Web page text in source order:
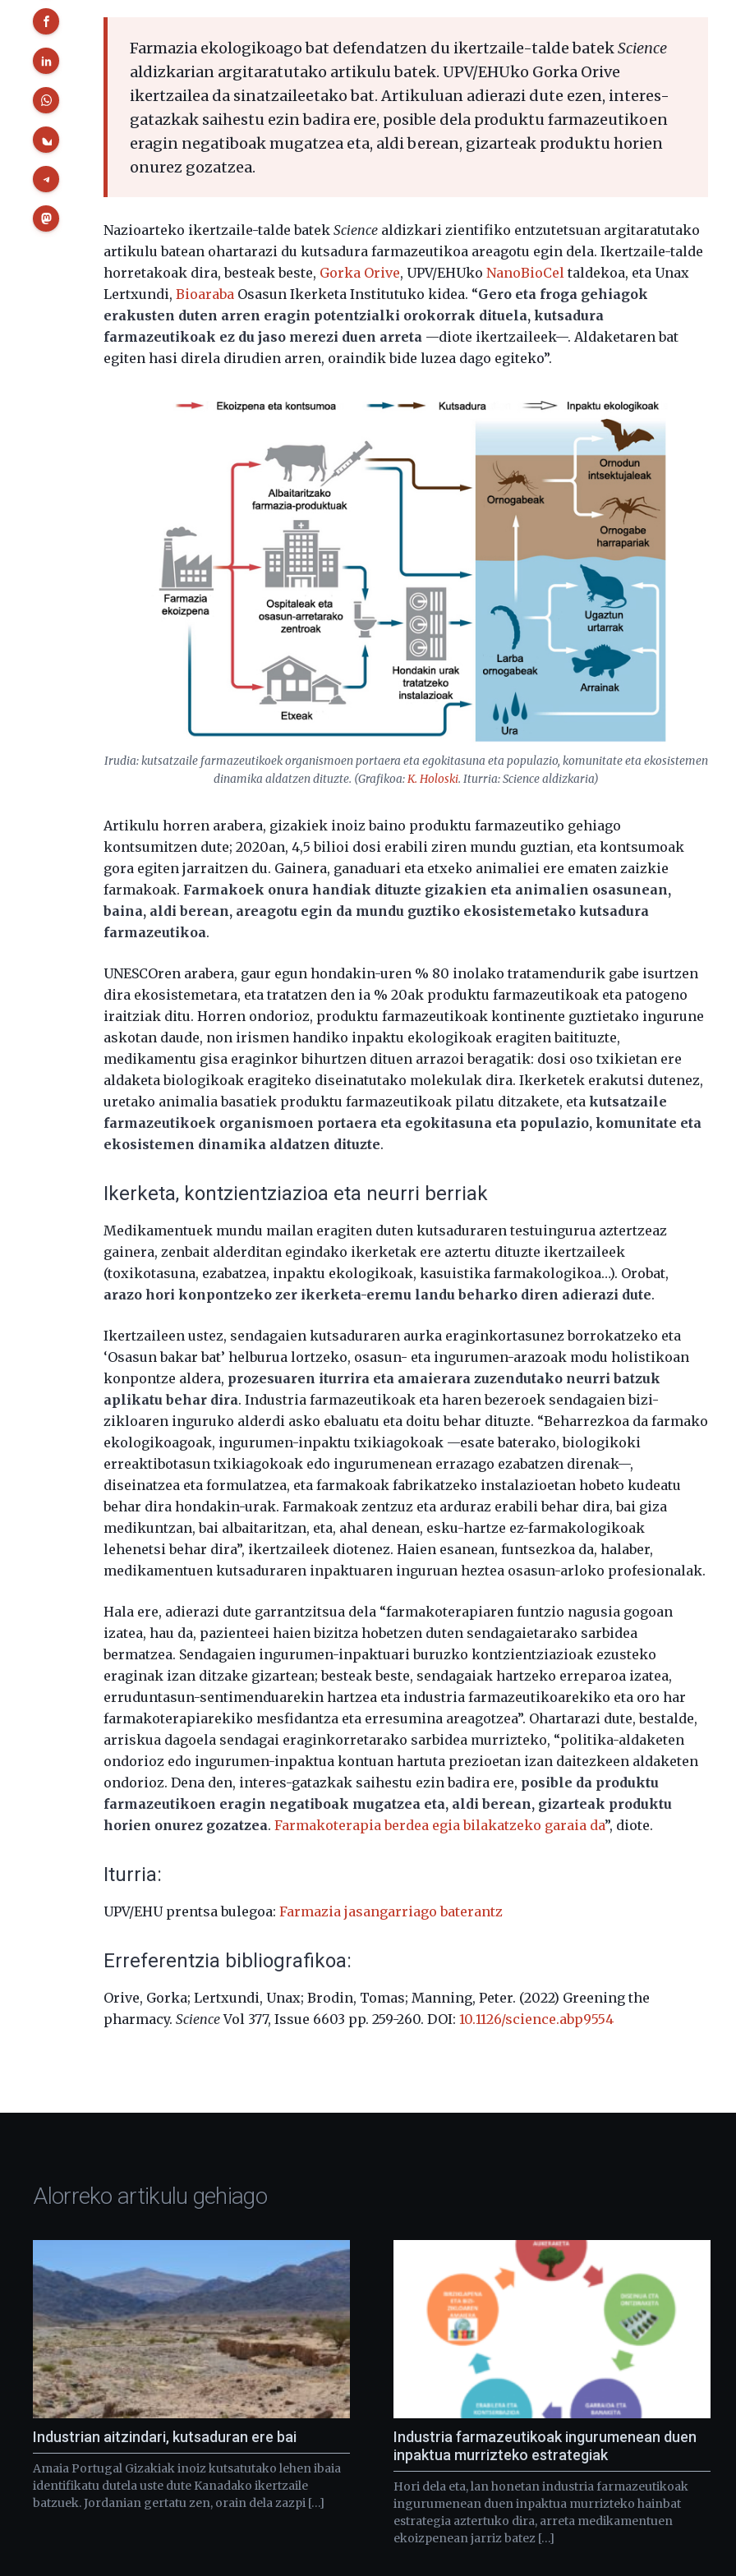
Farmazia ekologikoago bat defendatzen du ikertzaile-talde batekScience
aldizkarian argitaratutako artikulu batek. UPV/EHUko Gorka Orive
ikertzailea da sinatzaileetako bat. Artikuluan adierazi dute ezen, interes-
gatazkak saihestu ezin badira ere, posible dela produktu farmazeutikoen
eragin negatiboak mugatzea eta, aldi berean, gizarteak produktu horien
onurez gozatzea.
Nazioarteko ikertzaile-talde batekScience aldizkari zientifiko entzutetsuan argitaratutako
artikulu batean ohartarazi du kutsadura farmazeutikoa areagotu egin dela. Ikertzaile-talde
horretakoak dira, besteak beste, Gorka Orive, UPV/EHUkoNanoBioCel taldekoa, eta Unax
Lertxundi,Bioaraba Osasun Ikerketa Institutuko kidea. “Gero eta froga gehiagok
erakusten duten arren eragin potentzialki orokorrak dituela, kutsadura
farmazeutikoak ez du jaso merezi duen arreta —diote ikertzaileek—. Aldaketaren bat
egiten hasi direla dirudien arren, oraindik bide luzea dago egiteko”.
Irudia: kutsatzaile farmazeutikoek organismoen portaera eta egokitasuna eta populazio, komunitate eta ekosistemen
dinamika aldatzen dituzte. (Grafikoa:K. Holoski. Iturria:Sciencealdizkaria)
Artikulu horren arabera, gizakiek inoiz baino produktu farmazeutiko gehiago
kontsumitzen dute; 2020an, 4,5 bilioi dosi erabili ziren mundu guztian, eta kontsumoak
gora egiten jarraitzen du. Gainera, ganaduari eta etxeko animaliei ere ematen zaizkie
farmakoak. Farmakoek onura handiak dituzte gizakien eta animalien osasunean,
baina, aldi berean, areagotu egin da mundu guztiko ekosistemetako kutsadura
farmazeutikoa.
UNESCOren arabera, gaur egun hondakin-uren % 80 inolako tratamendurik gabe isurtzen
dira ekosistemetara, eta tratatzen den ia % 20ak produktu farmazeutikoak eta patogeno
iraitziak ditu. Horren ondorioz, produktu farmazeutikoak kontinente guztietako ingurune
askotan daude, non irismen handiko inpaktu ekologikoak eragiten baitituzte,
medikamentu gisa eraginkor bihurtzen dituen arrazoi beragatik: dosi oso txikietan ere
aldaketa biologikoak eragiteko diseinatutako molekulak dira. Ikerketek erakutsi dutenez,
uretako animalia basatiek produktu farmazeutikoak pilatu ditzakete, etakutsatzaile
farmazeutikoek organismoen portaera eta egokitasuna eta populazio, komunitate eta
ekosistemen dinamika aldatzen dituzte.
Ikerketa, kontzientziazioa eta neurri berriak
Medikamentuek mundu mailan eragiten duten kutsaduraren testuingurua aztertzeaz
gainera, zenbait alderditan egindako ikerketak ere aztertu dituzte ikertzaileek
(toxikotasuna, ezabatzea, inpaktu ekologikoak, kasuistika farmakologikoa…). Orobat,
arazo hori konpontzeko zer ikerketa-eremu landu beharko diren adierazi dute.
Ikertzaileen ustez, sendagaien kutsaduraren aurka eraginkortasunez borrokatzeko eta
‘Osasun bakar bat’ helburua lortzeko, osasun- eta ingurumen-arazoak modu holistikoan
konpontze aldera, prozesuaren iturrira eta amaierara zuzendutako neurri batzuk
aplikatu behar dira. Industria farmazeutikoak eta haren bezeroek sendagaien bizi-
zikloaren inguruko alderdi asko ebaluatu eta doitu behar dituzte. “Beharrezkoa da farmako
ekologikoagoak, ingurumen-inpaktu txikiagokoak —esate baterako, biologikoki
erreaktibotasun txikiagokoak edo ingurumenean errazago ezabatzen direnak—,
diseinatzea eta formulatzea, eta farmakoak fabrikatzeko instalazioetan hobeto kudeatu
behar dira hondakin-urak. Farmakoak zentzuz eta arduraz erabili behar dira, bai giza
medikuntzan, bai albaitaritzan, eta, ahal denean, esku-hartze ez-farmakologikoak
lehenetsi behar dira”, ikertzaileek diotenez. Haien esanean, funtsezkoa da, halaber,
medikamentuen kutsaduraren inpaktuaren inguruan heztea osasun-arloko profesionalak.
Hala ere, adierazi dute garrantzitsua dela “farmakoterapiaren funtzio nagusia gogoan
izatea, hau da, pazienteei haien bizitza hobetzen duten sendagaietarako sarbidea
bermatzea. Sendagaien ingurumen-inpaktuari buruzko kontzientziazioak ezusteko
eraginak izan ditzake gizartean; besteak beste, sendagaiak hartzeko erreparoa izatea,
erruduntasun-sentimenduarekin hartzea eta industria farmazeutikoarekiko eta oro har
farmakoterapiarekiko mesfidantza eta erresumina areagotzea”. Ohartarazi dute, bestalde,
arriskua dagoela sendagai eraginkorretarako sarbidea murrizteko, “politika-aldaketen
ondorioz edo ingurumen-inpaktua kontuan hartuta prezioetan izan daitezkeen aldaketen
ondorioz. Dena den, interes-gatazkak saihestu ezin badira ere, posible da produktu
farmazeutikoen eragin negatiboak mugatzea eta, aldi berean, gizarteak produktu
horien onurez gozatzea.Farmakoterapia berdea egia bilakatzeko garaia da”, diote.
Iturria:
UPV/EHU prentsa bulegoa:Farmazia jasangarriago baterantz
Erreferentzia bibliografikoa:
Orive, Gorka; Lertxundi, Unax; Brodin, Tomas; Manning, Peter. (2022) Greening the
pharmacy. ScienceVol 377,Issue 6603 pp. 259-260. DOI:10.1126/science.abp9554
Alorreko artikulu gehiago
Industrian aitzindari, kutsaduran ere bai
Amaia Portugal Gizakiak inoiz kutsatutako lehen ibaia
identifikatu dutela uste dute Kanadako ikertzaile
batzuek. Jordanian gertatu zen, orain dela zazpi […]
Industria farmazeutikoak ingurumenean duen
inpaktua murrizteko estrategiak
Hori dela eta, lan honetan industria farmazeutikoak
ingurumenean duen inpaktua murrizteko hainbat
estrategia aztertuko dira, arreta medikamentuen
ekoizpenean jarriz batez […]